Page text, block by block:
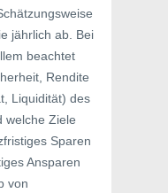
jährlich ab. Bei
beachtet
Rendite
Liquidität) des
welche Ziele
Sparen
Ansparen
von